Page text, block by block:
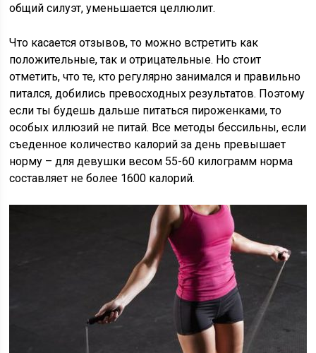
общий силуэт, уменьшается целлюлит.
Что касается отзывов, то можно встретить как
положительные, так и отрицательные. Но стоит
отметить, что те, кто регулярно занимался и правильно
питался, добились превосходных результатов. Поэтому
если ты будешь дальше питаться пироженками, то
особых иллюзий не питай. Все методы бессильны, если
съеденное количество калорий за день превышает
норму – для девушки весом 55-60 килограмм норма
составляет не более 1600 калорий.